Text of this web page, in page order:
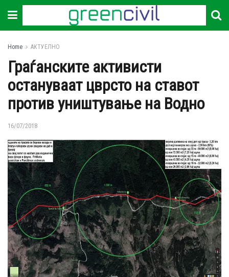
Home АКТУЕЛНО
Граѓанските активисти
остануваат цврсто на ставот
против уништување на Водно
16/07/2018